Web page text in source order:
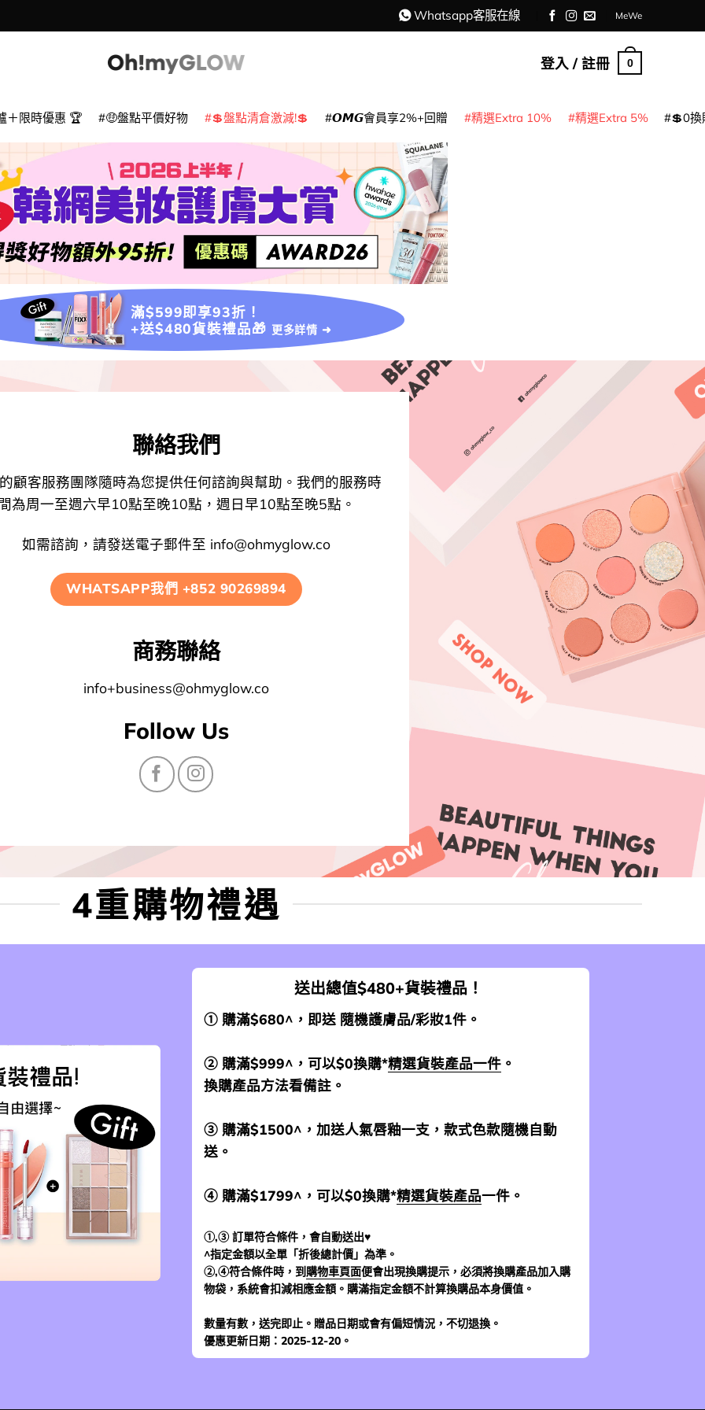
Whatsapp客服在線 MeWe
登入 / 註冊 0
＋限時優惠 🏆 🤑盤點平價好物 💲盤點清倉激減!💲 𝙊𝙈𝙂會員享2%+回贈 精選Extra 10% 精選Extra 5% 💲0換
滿$599即享93折！
+送$480貨裝禮品🎁 更多詳情 ➜
聯絡我們
顧客服務團隊隨時為您提供任何諮詢與幫助。我們的服務時
為周一至週六早10點至晚10點，週日早10點至晚5點。
如需諮詢，請發送電子郵件至 info@ohmyglow.co
WHATSAPP我們 +852 90269894
商務聯絡
info+business@ohmyglow.co
Follow Us
4重購物禮遇
送出總值$480+貨裝禮品！
① 購滿$680^，即送 隨機護膚品/彩妝1件。
② 購滿$999^，可以$0換購*精選貨裝產品一件 。
換購產品方法看備註。
③ 購滿$1500^，加送人氣唇釉一支，款式色款隨機自動
送。
④ 購滿$1799^，可以$0換購*精選貨裝產品一件。
①,③ 訂單符合條件，會自動送出♥
^指定金額以全單「折後總計價」為準。
②,④符合條件時，到 購物車頁面便會出現換購提示，必須將換購產品加入購
物袋，系統會扣減相應金額。購滿指定金額不計算換購品本身價值。
數量有數，送完即止。贈品日期或會有偏短情況，不切退換。
優惠更新日期：2025-12-20。